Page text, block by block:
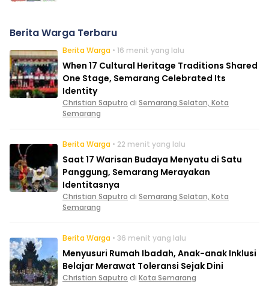
Berita Warga Terbaru
Berita Warga • 16 menit yang lalu
When 17 Cultural Heritage Traditions Shared
One Stage, Semarang Celebrated Its
Identity
Christian Saputro di Semarang Selatan, Kota
Semarang
Berita Warga • 22 menit yang lalu
Saat 17 Warisan Budaya Menyatu di Satu
Panggung, Semarang Merayakan
Identitasnya
Christian Saputro di Semarang Selatan, Kota
Semarang
Berita Warga • 36 menit yang lalu
Menyusuri Rumah Ibadah, Anak-anak Inklusi
Belajar Merawat Toleransi Sejak Dini
Christian Saputro di Kota Semarang